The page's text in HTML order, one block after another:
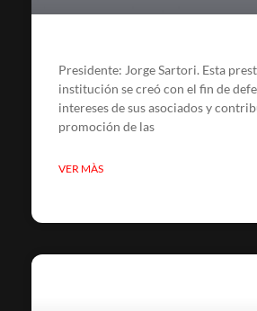
Presidente: Jorge Sartori. Esta
institución se creó con el fin de
intereses de sus asociados y
promoción de las
VER MÀS